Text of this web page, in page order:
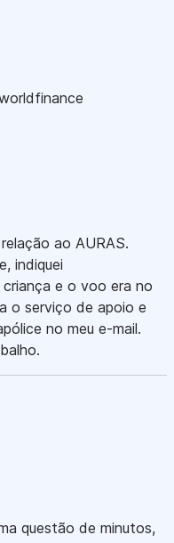
ao AURAS.
indiquei
e o voo era no
o serviço de apoio e
no meu e-mail.
questão de minutos,